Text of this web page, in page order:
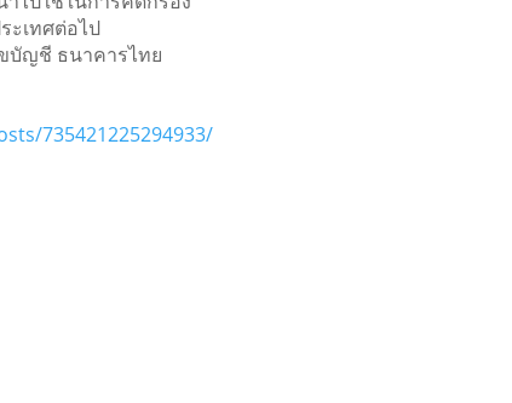
ะเทศต่อไป
บัญชี ธนาคารไทย
735421225294933/